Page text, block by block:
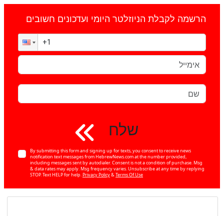
הרשמה לקבלת הניוזלטר היומי ועדכונים חשובים
שלח
By submitting this form and signing up for texts, you consent to receive news
notification text messages from HebrewNews.com at the number provided,
including messages sent by autodialer. Consent is not a condition of purchase. Msg
& data rates may apply. Msg frequency varies. Unsubscribe at any time by replying
STOP. Text HELP for help. Privacy Policy& Terms Of Use